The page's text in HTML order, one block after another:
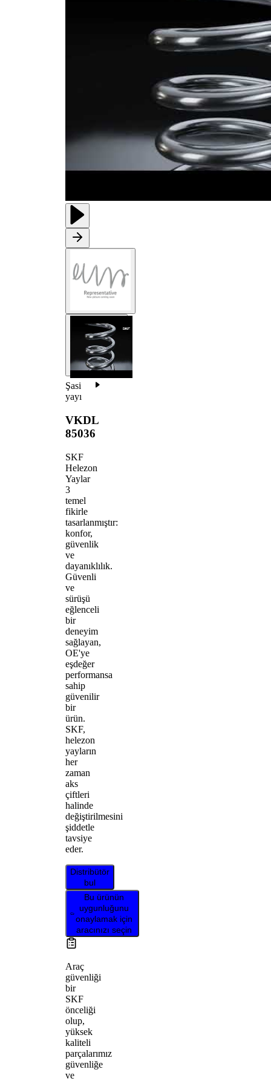
Şasi
yayı
VKDL
85036
SKF
Helezon
Yaylar
3
temel
fikirle
tasarlanmıştır:
konfor,
güvenlik
ve
dayanıklılık.
Güvenli
ve
sürüşü
eğlenceli
bir
deneyim
sağlayan,
OE'ye
eşdeğer
performansa
sahip
güvenilir
bir
ürün.
SKF,
helezon
yayların
her
zaman
aks
çiftleri
halinde
değiştirilmesini
şiddetle
tavsiye
eder.
Distribütör
bul
Bu ürünün
uygunluğunu
onaylamak için
aracınızı seçin
Araç
güvenliği
bir
SKF
önceliği
olup,
yüksek
kaliteli
parçalarımız
güvenliğe
ve